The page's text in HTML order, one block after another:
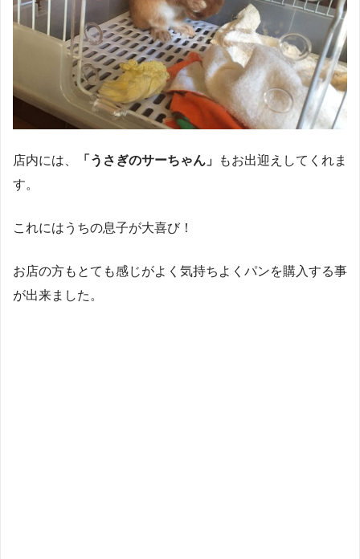
店内には、 「 うさぎのサーちゃん」
もお出迎えしてくれま
す。
これにはうちの息子が大喜び！
お店の方もとても感じがよく気持ちよくパンを購入する事
が出来ました。